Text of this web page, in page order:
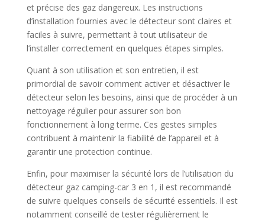
et précise des gaz dangereux. Les instructions
d’installation fournies avec le détecteur sont claires et
faciles à suivre, permettant à tout utilisateur de
l’installer correctement en quelques étapes simples.
Quant à son utilisation et son entretien, il est
primordial de savoir comment activer et désactiver le
détecteur selon les besoins, ainsi que de procéder à un
nettoyage régulier pour assurer son bon
fonctionnement à long terme. Ces gestes simples
contribuent à maintenir la fiabilité de l’appareil et à
garantir une protection continue.
Enfin, pour maximiser la sécurité lors de l’utilisation du
détecteur gaz camping-car 3 en 1, il est recommandé
de suivre quelques conseils de sécurité essentiels. Il est
notamment conseillé de tester régulièrement le